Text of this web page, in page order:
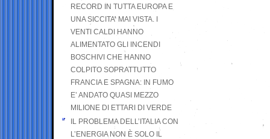
RECORD IN TUTTA EUROPA E
UNA SICCITA’ MAI VISTA. I
VENTI CALDI HANNO
ALIMENTATO GLI INCENDI
BOSCHIVI CHE HANNO
COLPITO SOPRATTUTTO
FRANCIA E SPAGNA: IN FUMO
E’ ANDATO QUASI MEZZO
MILIONE DI ETTARI DI VERDE
IL PROBLEMA DELL’ITALIA CON
L’ENERGIA NON È SOLO IL